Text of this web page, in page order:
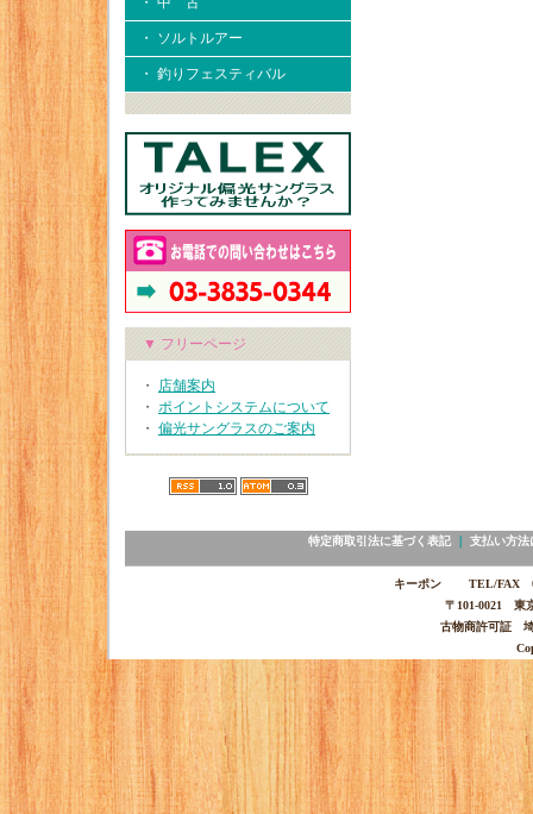
・ ソルトルアー
・ 釣りフェスティバル
▼ フリーページ
・ 店舗案内
・ ポイントシステムについて
・ 偏光サングラスのご案内
特定商取引法に基づく表記｜ 支払い方法
キーポン TEL/FAX
〒101-0021 東
古物商許可証